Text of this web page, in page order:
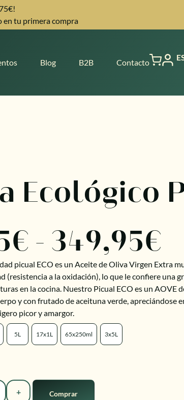
en tu primera compra
Blog B2B Contacto
Ecológico
€ - 349,95€
picual ECO es un Aceite de Oliva Virgen Extra
(resistencia a la oxidación), lo que le confiere una
en la cocina. Nuestro Picual ECO es un AOVE
y con frutado de aceituna verde, apreciándose
picor y amargor.
5L 17x1L 65x250ml 3x5L
+ Comprar